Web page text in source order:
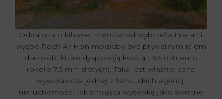
Oddalona o kilkaset metrów od wybrzeża Bretanii
wyspa Roch Ar Hon mogłaby być prywatnym rajem
dla osób, które dysponują kwotą 1,68 mln euro
(około 7,5 mln złotych). Taka jest właśnie cena
wywoławcza jednej z francuskich agencji
nieruchomości reklamująca wysepkę jako świetne